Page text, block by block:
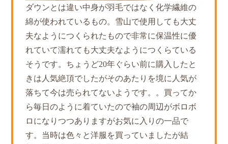
ダウンとは違い中身が羽毛ではなく化学繊維の
綿が使われているもの。雪山で使用しても大丈
夫なようにつくられたもので非常に保温性に優
れていて濡れても大丈夫なようにつくらている
そうです。ちょうど20年ぐらい前に購入したと
きは人気絶頂でしたがそのあたりを境に人気が
落ちて今は売られてないようです。。買ってか
ら毎日のように着ていたので袖の周辺がボロボ
ロになりつつありますがお気に入りの一品で
す。当時は色々と洋服を買っていましたが結